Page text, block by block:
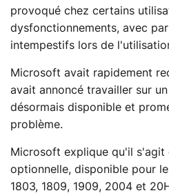
provoqué chez certains
dysfonctionnements, avec
intempestifs lors de
Microsoft avait rapidement
avait annoncé travailler sur
désormais disponible et
problème.
Microsoft explique qu'il s'agit
optionnelle, disponible pour
1803, 1809, 1909, 2004 et